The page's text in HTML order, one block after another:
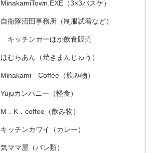
MinakamiTown.EXE（3×3バスケ）
自衛隊沼田事務所（制服試着など）
キッチンカーほか飲食販売
ほむらあん（焼きまんじゅう）
Minakami Coffee（飲み物）
Yujuカンパニー（軽食）
M．K．coffee（飲み物）
キッチンカワイ（カレー）
気ママ屋（パン類）